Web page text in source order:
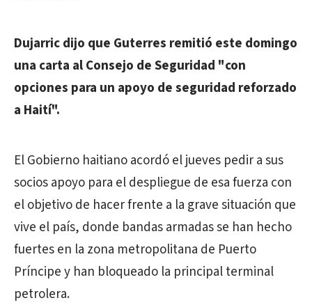
Dujarric dijo que Guterres remitió este domingo
una carta al Consejo de Seguridad "con
opciones para un apoyo de seguridad reforzado
a Haití".
El Gobierno haitiano acordó el jueves pedir a sus
socios apoyo para el despliegue de esa fuerza con
el objetivo de hacer frente a la grave situación que
vive el país, donde bandas armadas se han hecho
fuertes en la zona metropolitana de Puerto
Príncipe y han bloqueado la principal terminal
petrolera.